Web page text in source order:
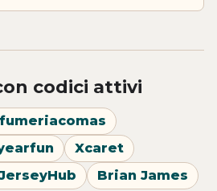
codici attivi
Xcaret
Brian James